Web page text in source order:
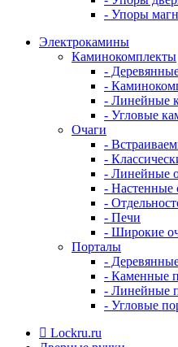
- Упоры
Электрокамины
Каминокомплекты
-
-
- Линейные
- Угловые
Очаги
-
-
- Линейные
- Настенные
-
- Печи
- Широкие
Порталы
-
- Каменные
- Линейные
- Угловые
Lockru.ru